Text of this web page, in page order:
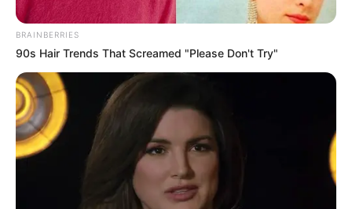
3 alimenti comuni per la colazione che possono causare
picchi di zucchero nel sangue e semplici alternative da
provare invece. hyn
TOP ARTICLES
Vierjähriger läuft auf die Straße – tragischer
Todesfall erschüttert die Gemeinde.H
AfD-Anfrage zum Bürgergeld: Was sagen die
häufigsten Vornamen wirklich aus?.H